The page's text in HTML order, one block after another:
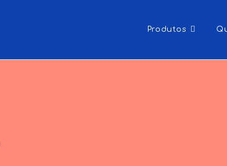
Produtos